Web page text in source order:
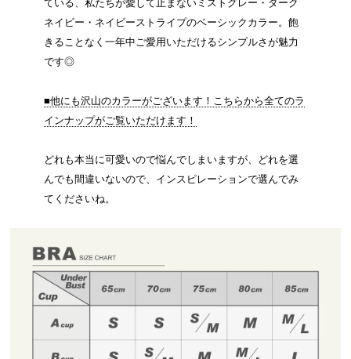
ている、私たちが愛して止まないミストグレー・ダーク
ネイビー・ネイビーストライプのベーシックカラー。飽
きることなく一年中ご愛用いただけるシンプルさが魅力
です◎
■他にも沢山のカラーがございます！こちらから全てのラ
インナップがご覧いただけます！
どれも本当に可愛いので悩んでしまいますが、どれを選
んでも間違いないので、インスピレーションで選んでみ
てくださいね。